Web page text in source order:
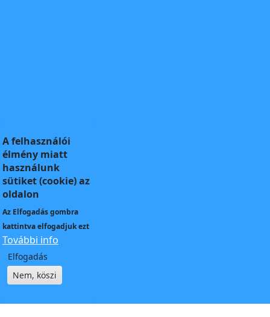
A felhasználói
élmény miatt
használunk
sütiket (cookie) az
oldalon
Az Elfogadásgombra
kattintva elfogadjuk ezt
További info
Elfogadás
Nem, köszi